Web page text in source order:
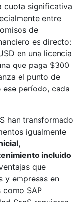
cuota significativa
entre
de
es directo:
en una licencia
que paga $300
el punto de
ese período, cada
han transformado
igualmente
incluido
que
y empresas en
como SAP